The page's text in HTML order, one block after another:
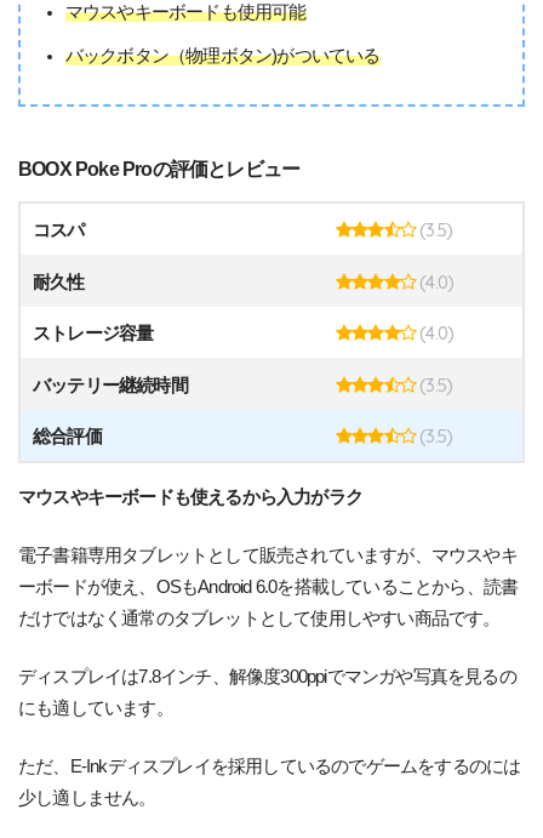
マウスやキーボードも使用可能
バックボタン（物理ボタン)がついている
BOOX Poke Proの評価とレビュー
コスパ (3.5)
耐久性 (4.0)
ストレージ容量 (4.0)
バッテリー継続時間 (3.5)
総合評価 (3.5)
マウスやキーボードも使えるから入力がラク
電子書籍専用タブレットとして販売されていますが、マウスやキ
ーボードが使え、OSもAndroid 6.0を搭載していることから、読書
だけではなく通常のタブレットとして使用しやすい商品です。
ディスプレイは7.8インチ、解像度300ppiでマンガや写真を見るの
にも適しています。
ただ、E-Inkディスプレイを採用しているのでゲームをするのには
少し適しません。